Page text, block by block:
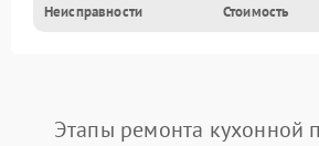
Неисправности Стоимость
Этапы ремонта кухонной